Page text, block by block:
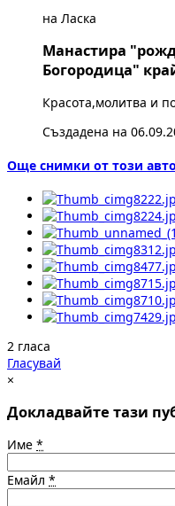
на Ласка
Манастира
Богородица"
Красота,молитва и
Създадена на
Още снимки от този
2 гласа
Гласувай
×
Докладвайте тази
Име *
Емайл *